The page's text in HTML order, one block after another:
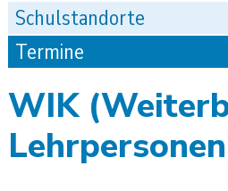
Schulstandorte
Termine
WIK